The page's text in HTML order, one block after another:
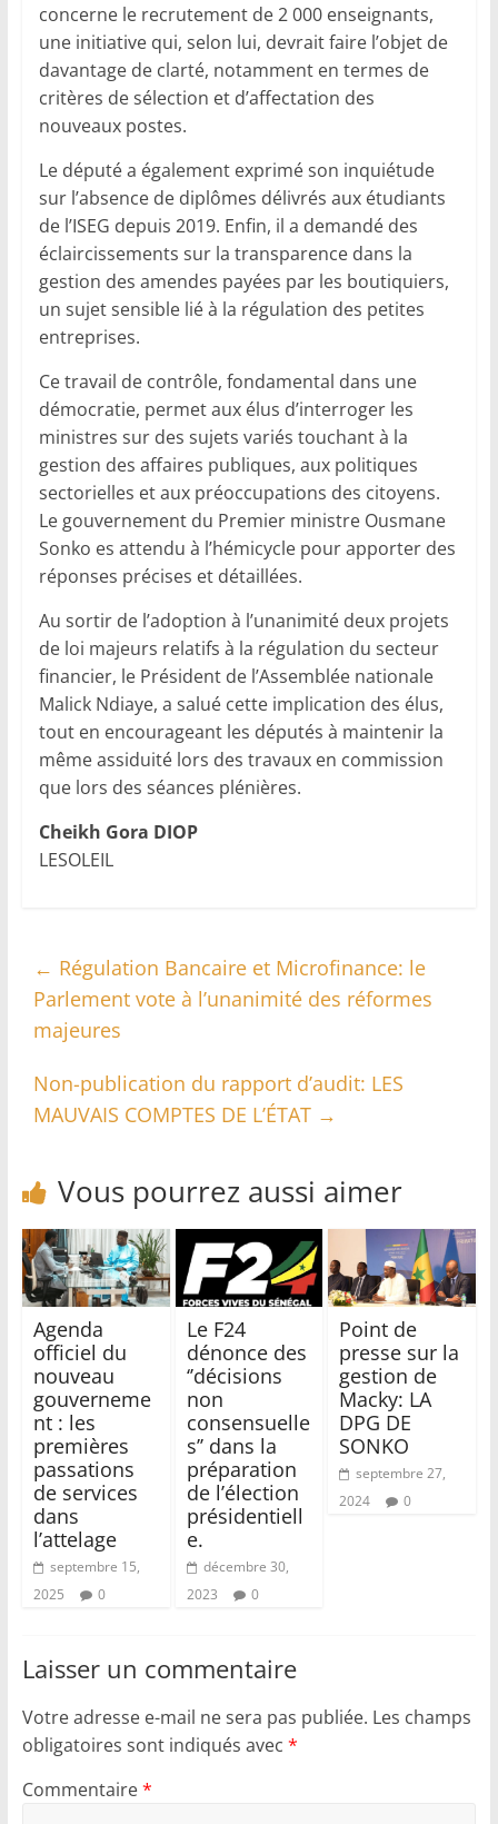
concerne le recrutement de 2 000 enseignants,
une initiative qui, selon lui, devrait faire l’objet de
davantage de clarté, notamment en termes de
critères de sélection et d’affectation des
nouveaux postes.
Le député a également exprimé son inquiétude
sur l’absence de diplômes délivrés aux étudiants
de l’ISEG depuis 2019. Enfin, il a demandé des
éclaircissements sur la transparence dans la
gestion des amendes payées par les boutiquiers,
un sujet sensible lié à la régulation des petites
entreprises.
Ce travail de contrôle, fondamental dans une
démocratie, permet aux élus d’interroger les
ministres sur des sujets variés touchant à la
gestion des affaires publiques, aux politiques
sectorielles et aux préoccupations des citoyens.
Le gouvernement du Premier ministre Ousmane
Sonko es attendu à l’hémicycle pour apporter des
réponses précises et détaillées.
Au sortir de l’adoption à l’unanimité deux projets
de loi majeurs relatifs à la régulation du secteur
financier, le Président de l’Assemblée nationale
Malick Ndiaye, a salué cette implication des élus,
tout en encourageant les députés à maintenir la
même assiduité lors des travaux en commission
que lors des séances plénières.
Cheikh Gora DIOP
LESOLEIL
← Régulation Bancaire et Microfinance: le
Parlement vote à l’unanimité des réformes
majeures
Non-publication du rapport d’audit: LES
MAUVAIS COMPTES DE L’ÉTAT →
Vous pourrez aussi aimer
Agenda
officiel du
nouveau
gouverneme
nt : les
premières
passations
de services
dans
l’attelage
septembre 15,
2025
0
Le F24
dénonce des
‘’décisions
non
consensuelle
s’’ dans la
préparation
de l’élection
présidentiell
e.
décembre 30,
2023
0
Point de
presse sur la
gestion de
Macky: LA
DPG DE
SONKO
septembre 27,
2024
0
Laisser un commentaire
Votre adresse e-mail ne sera pas publiée. Les champs
obligatoires sont indiqués avec *
Commentaire*